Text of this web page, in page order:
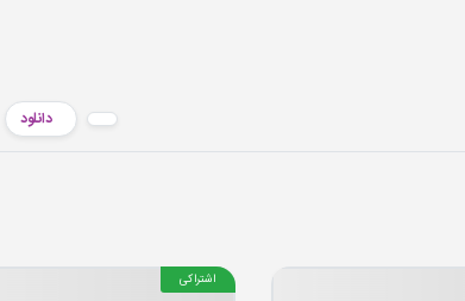
دانلود
اشتراکی